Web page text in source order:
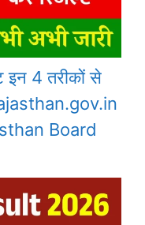
इन 4 तरीकों से
Board